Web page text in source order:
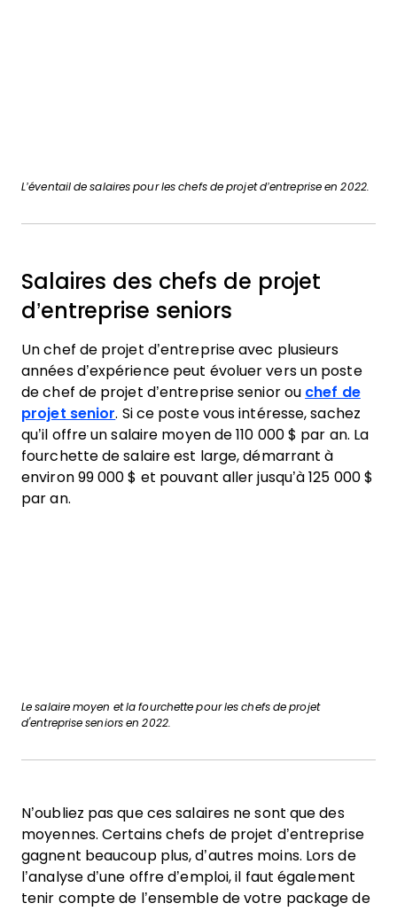
L’éventail de salaires pour les chefs de projet d’entreprise en 2022.
Salaires des chefs de projet
d’entreprise seniors
Un chef de projet d’entreprise avec plusieurs
années d’expérience peut évoluer vers un poste
de chef de projet d’entreprise senior ou chef de
projet senior. Si ce poste vous intéresse, sachez
qu’il offre un salaire moyen de 110 000 $ par an. La
fourchette de salaire est large, démarrant à
environ 99 000 $ et pouvant aller jusqu’à 125 000 $
par an.
Le salaire moyen et la fourchette pour les chefs de projet
d'entreprise seniors en 2022.
N’oubliez pas que ces salaires ne sont que des
moyennes. Certains chefs de projet d’entreprise
gagnent beaucoup plus, d’autres moins. Lors de
l’analyse d’une offre d’emploi, il faut également
tenir compte de l’ensemble de votre package de